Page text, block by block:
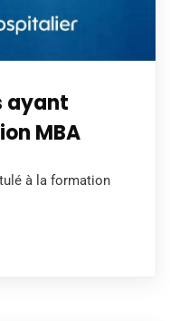
ayant
MBA
à la formation